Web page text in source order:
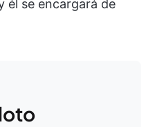
él se encargará de